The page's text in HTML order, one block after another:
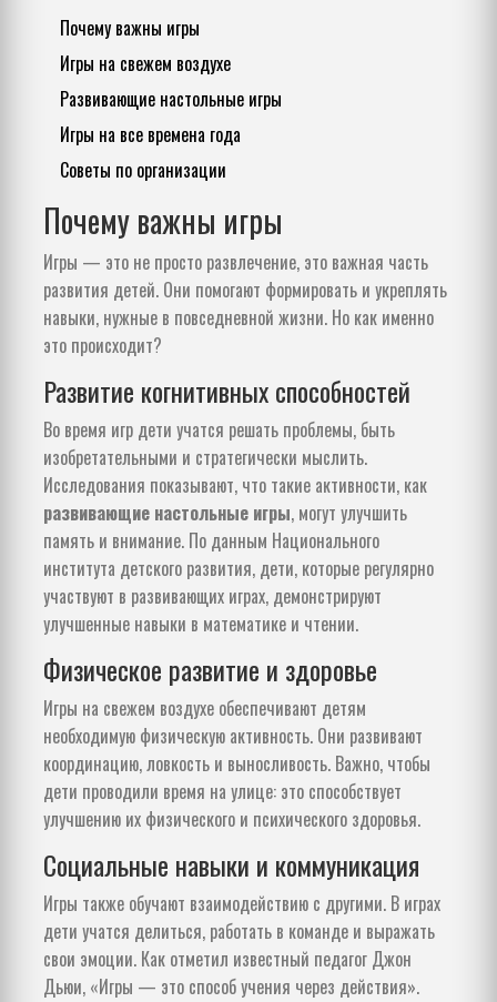
Почему важны игры
Игры на свежем воздухе
Развивающие настольные игры
Игры на все времена года
Советы по организации
Почему важны игры
Игры — это не просто развлечение, это важная часть
развития детей. Они помогают формировать и укреплять
навыки, нужные в повседневной жизни. Но как именно
это происходит?
Развитие когнитивных способностей
Во время игр дети учатся решать проблемы, быть
изобретательными и стратегически мыслить.
Исследования показывают, что такие активности, как
развивающие настольные игры, могут улучшить
память и внимание. По данным Национального
института детского развития, дети, которые регулярно
участвуют в развивающих играх, демонстрируют
улучшенные навыки в математике и чтении.
Физическое развитие и здоровье
Игры на свежем воздухе обеспечивают детям
необходимую физическую активность. Они развивают
координацию, ловкость и выносливость. Важно, чтобы
дети проводили время на улице: это способствует
улучшению их физического и психического здоровья.
Социальные навыки и коммуникация
Игры также обучают взаимодействию с другими. В играх
дети учатся делиться, работать в команде и выражать
свои эмоции. Как отметил известный педагог Джон
Дьюи, «Игры — это способ учения через действия».